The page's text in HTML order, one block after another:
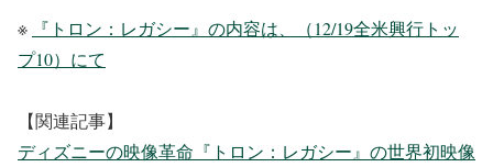
※
『トロン：レガシー』の内容は、（12/19全米興行トッ
プ10）にて
【関連記事】
ディズニーの映像革命『トロン：レガシー』の世界初映像